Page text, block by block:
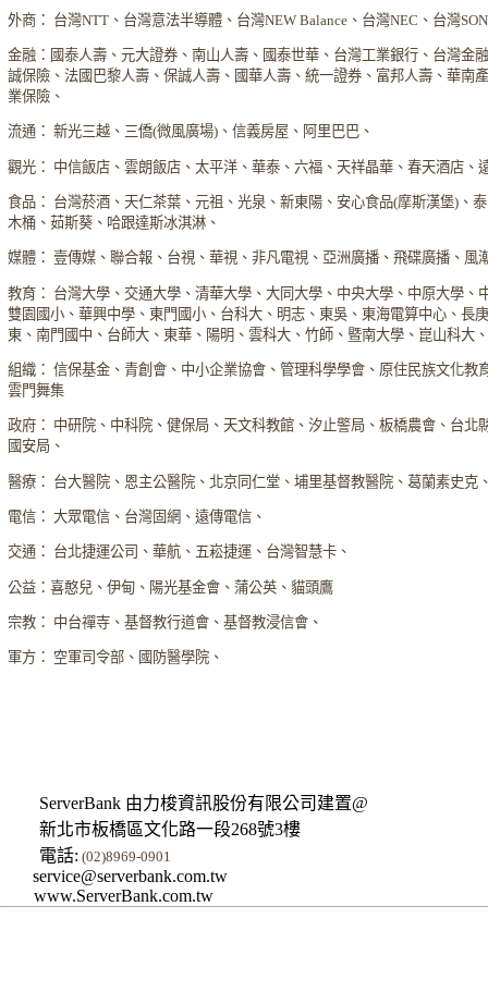
外商： 台灣NTT、台灣意法半導體、台灣NEW Balance、台灣NEC、台灣
金融：國泰人壽、元大證券、南山人壽、國泰世華、台灣工業銀行、台灣金
誠保險、法國巴黎人壽、保誠人壽、國華人壽、統一證券、富邦人壽、華南
業保險、
流通： 新光三越、三僑(微風廣場)、信義房屋、阿里巴巴、
觀光： 中信飯店、雲朗飯店、太平洋、華泰、六福、天祥晶華、春天酒店、
食品： 台灣菸酒、天仁茶葉、元祖、光泉、新東陽、安心食品(摩斯漢堡)、
木桶、茹斯葵、哈跟達斯冰淇淋、
媒體： 壹傳媒、聯合報、台視、華視、非凡電視、亞洲廣播、飛碟廣播、風
教育： 台灣大學、交通大學、清華大學、大同大學、中央大學、中原大學、
雙園國小、華興中學、東門國小、台科大、明志、東吳、東海電算中心、長
東、南門國中、台師大、東華、陽明、雲科大、竹師、暨南大學、崑山科大
組織： 信保基金、青創會、中小企業協會、管理科學學會、原住民族文化教
雲門舞集
政府： 中研院、中科院、健保局、天文科教館、汐止警局、板橋農會、台北
國安局、
醫療： 台大醫院、恩主公醫院、北京同仁堂、埔里基督教醫院、葛蘭素史克
電信： 大眾電信、台灣固網、遠傳電信、
交通： 台北捷運公司、華航、五崧捷運、台灣智慧卡、
公益：喜憨兒、伊甸、陽光基金會、蒲公英、貓頭鷹
宗教： 中台禪寺、基督教行道會、基督教浸信會、
軍方： 空軍司令部、國防醫學院、
ServerBank 由力梭資訊股份有限公司建置@
新北市板橋區文化路一段268號3樓
電話: (02)8969-0901
service@serverbank.com.tw
www.ServerBank.com.tw